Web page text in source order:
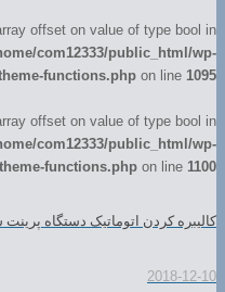
offset on value of type bool in
com12333/public_html/wp-
functions.php on line 1095
offset on value of type bool in
com12333/public_html/wp-
functions.php on line 1100
کالیبره کردن اتوماتیک دستگاه
2018-12-10